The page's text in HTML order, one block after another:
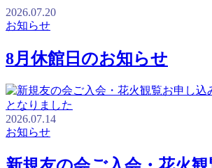
2026.07.20
お知らせ
8月休館日のお知らせ
2026.07.14
お知らせ